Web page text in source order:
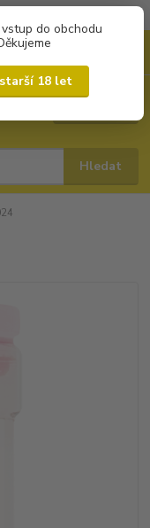
do obchodu
starší 18 let
Hledat